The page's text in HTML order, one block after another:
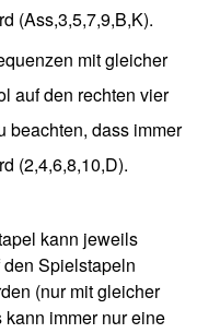
(Ass,3,5,7,9,B,K).
mit gleicher
auf den rechten vier
beachten, dass immer
(2,4,6,8,10,D).
kann jeweils
Spielstapeln
(nur mit gleicher
immer nur eine